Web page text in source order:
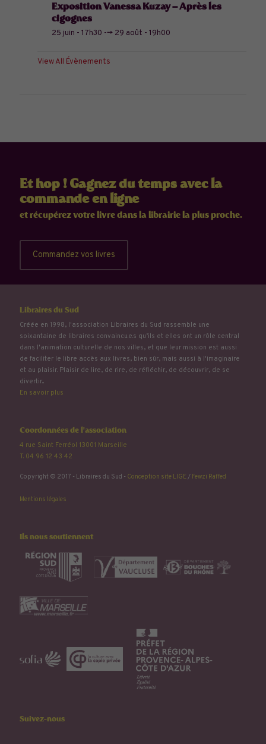
Exposition Vanessa Kuzay – Après les
cigognes
25 juin - 17h30 --> 29 août - 19h00
View All Évènements
Et hop ! Gagnez du temps avec la
commande en ligne
et récupérez votre livre dans la librairie la plus proche.
Commandez vos livres
Libraires du Sud
Créée en 1998, l'association Libraires du Sud rassemble une
soixantaine de libraires convaincu.e.s qu’ils et elles ont un rôle central
dans l'animation culturelle de nos villes, et que leur mission est aussi
de faciliter le libre accès aux livres, bien sûr, mais aussi à l'imaginaire
et au plaisir. Plaisir de lire, de rire, de réfléchir, de découvrir, de se
divertir...
En savoir plus
Coordonnées de l'association
4 rue Saint Ferréol 13001 Marseille
T. 04 96 12 43 42
Copyright © 2017 - Libraires du Sud - Conception site LIGE/ Fewzi Raffed
Mentions légales
Ils nous soutiennent
Suivez-nous